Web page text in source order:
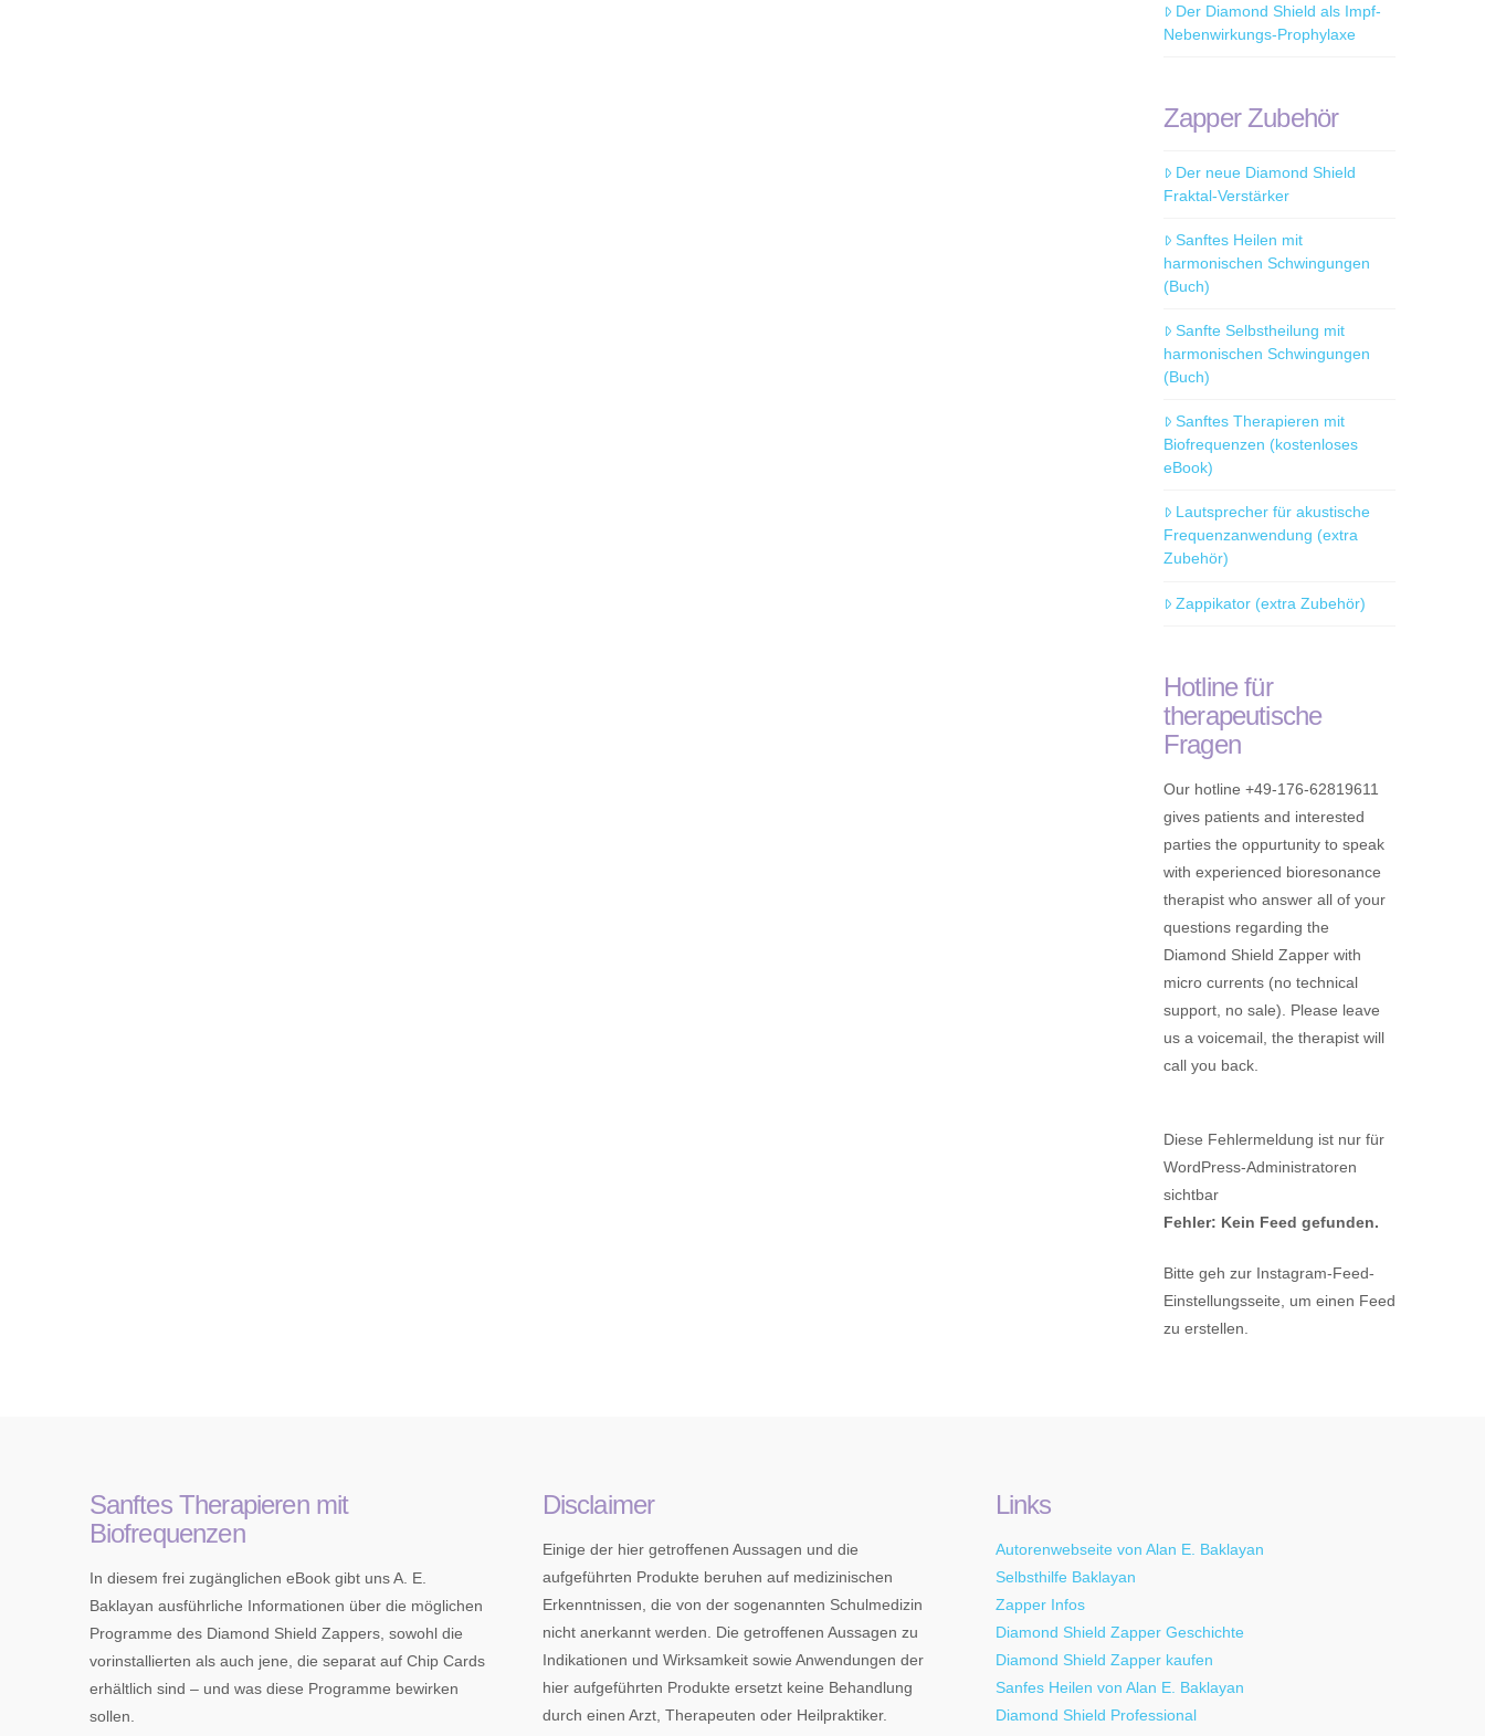
Der Diamond Shield als Impf-
Nebenwirkungs-Prophylaxe
Zapper Zubehör
Der neue Diamond Shield
Fraktal-Verstärker
Sanftes Heilen mit
harmonischen Schwingungen
(Buch)
Sanfte Selbstheilung mit
harmonischen Schwingungen
(Buch)
Sanftes Therapieren mit
Biofrequenzen (kostenloses
eBook)
Lautsprecher für akustische
Frequenzanwendung (extra
Zubehör)
Zappikator (extra Zubehör)
Hotline für
therapeutische
Fragen
Our hotline +49-176-62819611
gives patients and interested
parties the oppurtunity to speak
with experienced bioresonance
therapist who answer all of your
questions regarding the
Diamond Shield Zapper with
micro currents (no technical
support, no sale). Please leave
us a voicemail, the therapist will
call you back.
Diese Fehlermeldung ist nur für
WordPress-Administratoren
sichtbar
Fehler: Kein Feed gefunden.
Bitte geh zur Instagram-Feed-
Einstellungsseite, um einen Feed
zu erstellen.
Sanftes Therapieren mit
Biofrequenzen
In diesem frei zugänglichen eBook gibt uns A. E.
Baklayan ausführliche Informationen über die möglichen
Programme des Diamond Shield Zappers, sowohl die
vorinstallierten als auch jene, die separat auf Chip Cards
erhältlich sind – und was diese Programme bewirken
sollen.
Disclaimer
Einige der hier getroffenen Aussagen und die
aufgeführten Produkte beruhen auf medizinischen
Erkenntnissen, die von der sogenannten Schulmedizin
nicht anerkannt werden. Die getroffenen Aussagen zu
Indikationen und Wirksamkeit sowie Anwendungen der
hier aufgeführten Produkte ersetzt keine Behandlung
durch einen Arzt, Therapeuten oder Heilpraktiker.
Links
Autorenwebseite von Alan E. Baklayan
Selbsthilfe Baklayan
Zapper Infos
Diamond Shield Zapper Geschichte
Diamond Shield Zapper kaufen
Sanfes Heilen von Alan E. Baklayan
Diamond Shield Professional